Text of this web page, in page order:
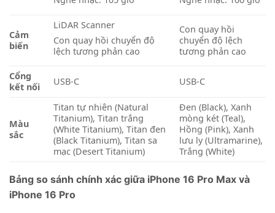
Cảm
biến
LiDAR Scanner
Con quay hồi chuyển độ
lệch tương phản cao
Con quay hồi
chuyển độ lệch
tương phản cao
Cổng
kết nối
USB-C USB-C
Màu
sắc
Titan tự nhiên (Natural
Titanium), Titan trắng
(White Titanium), Titan đen
(Black Titanium), Titan sa
mạc (Desert Titanium)
Đen (Black), Xanh
mòng két (Teal),
Hồng (Pink), Xanh
lưu ly (Ultramarine),
Trắng (White)
Bảng so sánh chính xác giữa iPhone 16 Pro Max và
iPhone 16 Pro